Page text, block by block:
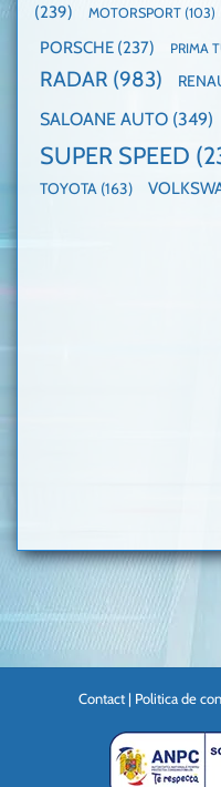
(239)
MOTORSPORT (103)
PORSCHE (237) PRIMA
RADAR (983)
SALOANE AUTO (349)
SUPER SPEED
TOYOTA (163)
Contact | Politica de